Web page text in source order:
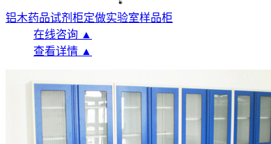
铝木药品试剂柜定做实验室样品柜
在线咨询 ▲
查看详情 ▲